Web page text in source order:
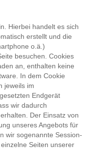
Hierbei handelt es sich
erstellt und die
o.ä.)
besuchen. Cookies
an, enthalten keine
In dem Cookie
jeweils im
Endgerät
wir dadurch
Der Einsatz von
unseres Angebots für
wir sogenannte Session-
Seiten unserer